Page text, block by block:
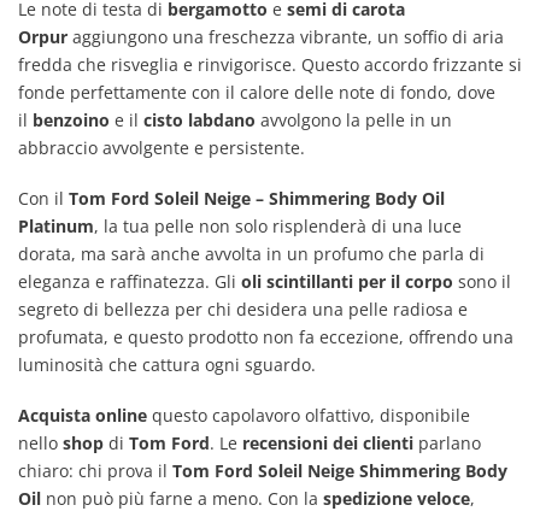
Le note di testa di bergamotto e semi di carota
Orpur aggiungono una freschezza vibrante, un soffio di aria
fredda che risveglia e rinvigorisce. Questo accordo frizzante si
fonde perfettamente con il calore delle note di fondo, dove
il benzoino e il cisto labdano avvolgono la pelle in un
abbraccio avvolgente e persistente.
Con il Tom Ford Soleil Neige – Shimmering Body Oil
Platinum, la tua pelle non solo risplenderà di una luce
dorata, ma sarà anche avvolta in un profumo che parla di
eleganza e raffinatezza. Gli oli scintillanti per il corpo sono il
segreto di bellezza per chi desidera una pelle radiosa e
profumata, e questo prodotto non fa eccezione, offrendo una
luminosità che cattura ogni sguardo.
Acquista online questo capolavoro olfattivo, disponibile
nello shop di Tom Ford. Le recensioni dei clienti parlano
chiaro: chi prova il Tom Ford Soleil Neige Shimmering Body
Oil non può più farne a meno. Con la spedizione veloce,